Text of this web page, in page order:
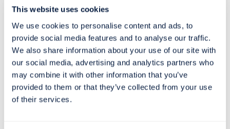
This website uses cookies
We use cookies to personalise content and ads, to
provide social media features and to analyse our traffic.
We also share information about your use of our site with
our social media, advertising and analytics partners who
may combine it with other information that you’ve
provided to them or that they’ve collected from your use
of their services.